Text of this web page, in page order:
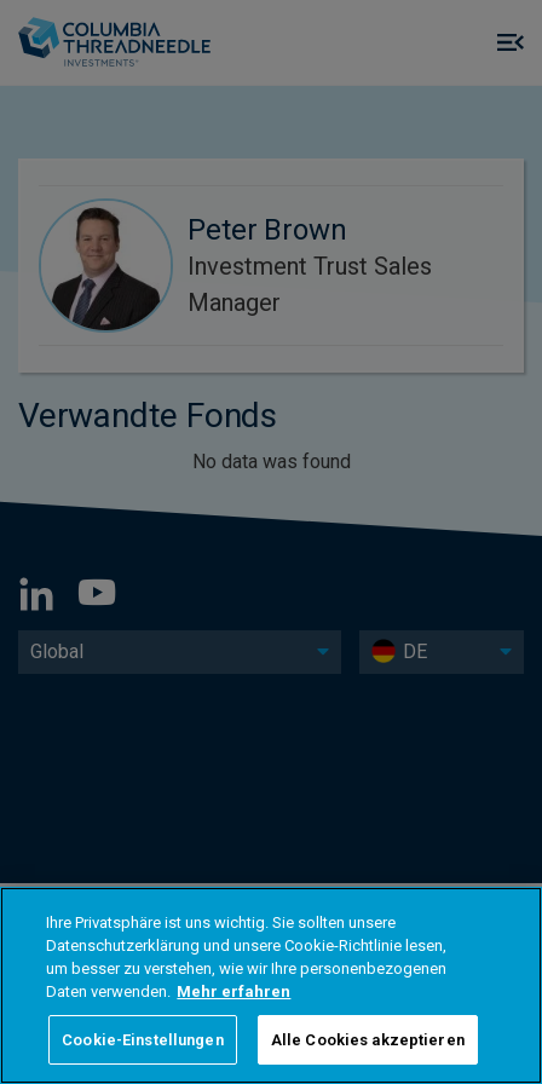
Peter Brown
Investment Trust Sales
Manager
Verwandte Fonds
No data was found
Global DE
Ihre Privatsphäre ist uns wichtig. Sie sollten unsere
Datenschutzerklärung und unsere Cookie-Richtlinie lesen,
um besser zu verstehen, wie wir Ihre personenbezogenen
Daten verwenden. Mehr erfahren
Cookie-Einstellungen Alle Cookies akzeptieren